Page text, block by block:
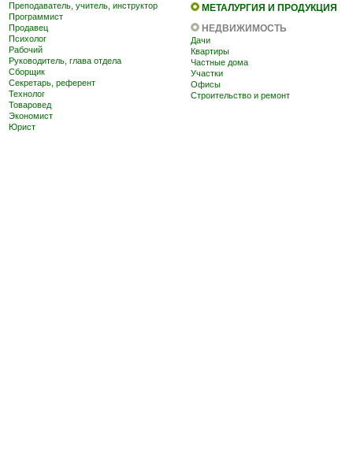
Преподаватель, учитель, инструктор
Программист
Продавец
Психолог
Рабочий
Руководитель, глава отдела
Сборщик
Секретарь, референт
Технолог
Товаровед
Экономист
Юрист
МЕТАЛУРГИЯ И ПРОДУКЦИЯ
НЕДВИЖИМОСТЬ
Дачи
Квартиры
Частные дома
Участки
Офисы
Строительство и ремонт